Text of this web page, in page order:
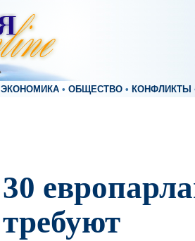
ЭКОНОМИКА • ОБЩЕСТВО • КОНФЛИКТЫ
30
требуют